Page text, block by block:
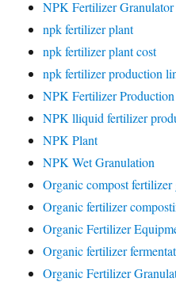
NPK Fertilizer
npk fertilizer plant
npk fertilizer plant cost
npk fertilizer production
NPK Fertilizer
NPK lliquid fertilizer
NPK Plant
NPK Wet Granulation
Organic compost fertilizer
Organic fertilizer
Organic Fertilizer
Organic fertilizer
Organic Fertilizer